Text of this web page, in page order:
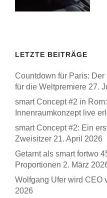
LETZTE BEITRÄGE
Countdown für Paris:
für die Weltpremiere 27.
smart Concept #2 in
Innenraumkonzept live
smart Concept #2: Ein
Zweisitzer 21. April 2026
Getarnt als smart fortwo
Proportionen 2. März
Wolfgang Ufer wird CEO
2026